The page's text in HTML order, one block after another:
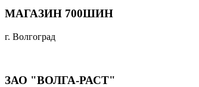
МАГАЗИН 700ШИН
г. Волгоград
ЗАО "ВОЛГА-РАСТ"